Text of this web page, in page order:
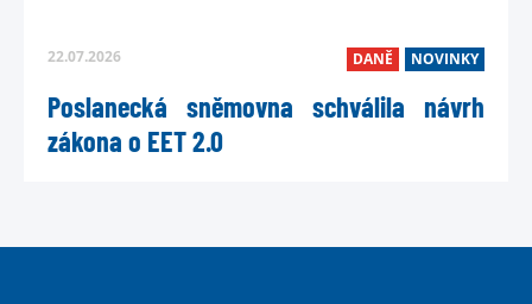
22.07.2026 DANĚ NOVINKY
Poslanecká sněmovna schválila návrh
zákona o EET 2.0